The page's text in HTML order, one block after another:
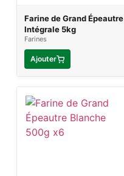
Farine de Grand Épeautre
Intégrale 5kg
Farines
Ajouter